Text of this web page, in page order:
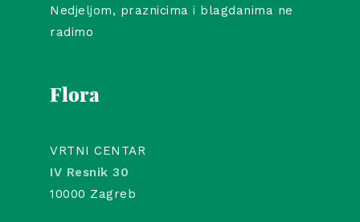
Nedjeljom, praznicima i blagdanima ne
radimo
Flora
VRTNI CENTAR
IV Resnik 30
10000 Zagreb